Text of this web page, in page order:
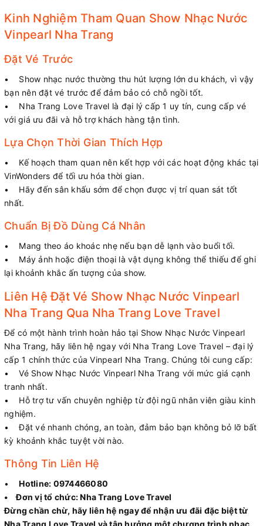
Kinh Nghiệm Tham Quan Show Nhạc Nước
Vinpearl Nha Trang
Đặt Vé Trước
• Show nhạc nước thường thu hút lượng lớn du khách, vì vậy
bạn nên đặt vé trước để đảm bảo có chỗ ngồi tốt.
• Nha Trang Love Travel là đại lý cấp 1 uy tín, cung cấp vé
với giá ưu đãi và hỗ trợ khách hàng tận tình.
Lựa Chọn Thời Gian Thích Hợp
• Kế hoạch tham quan nên kết hợp với các hoạt động khác tại
VinWonders để tối ưu hóa thời gian.
• Hãy đến sân khấu sớm để chọn được vị trí quan sát tốt
nhất.
Chuẩn Bị Đồ Dùng Cá Nhân
• Mang theo áo khoác nhẹ nếu bạn dễ lạnh vào buổi tối.
• Máy ảnh hoặc điện thoại là vật dụng không thể thiếu để ghi
lại khoảnh khắc ấn tượng của show.
Liên Hệ Đặt Vé Show Nhạc Nước Vinpearl
Nha Trang Qua Nha Trang Love Travel
Để có một hành trình hoàn hảo tại Show Nhạc Nước Vinpearl
Nha Trang, hãy liên hệ ngay với Nha Trang Love Travel – đại lý
cấp 1 chính thức của Vinpearl Nha Trang. Chúng tôi cung cấp:
• Vé Show Nhạc Nước Vinpearl Nha Trang với mức giá cạnh
tranh nhất.
• Hỗ trợ tư vấn chuyên nghiệp từ đội ngũ nhân viên giàu kinh
nghiệm.
• Đặt vé nhanh chóng, an toàn, đảm bảo bạn không bỏ lỡ bất
kỳ khoảnh khắc tuyệt vời nào.
Thông Tin Liên Hệ
•Hotline: 0974466080
• Đơn vị tổ chức: Nha Trang Love Travel
Đừng chần chừ, hãy liên hệ ngay để nhận ưu đãi đặc biệt từ
Nha Trang Love Travel và tận hưởng một chương trình nhạc